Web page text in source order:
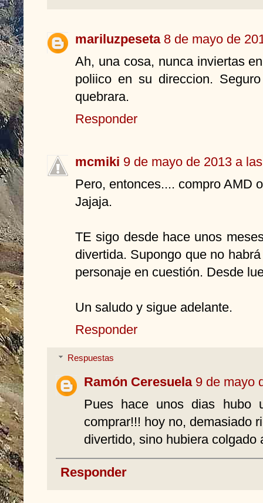
mariluzpeseta 8 de mayo de
Ah, una cosa, nunca inviertas
poliico en su direccion.
quebrara.
Responder
mcmiki 9 de mayo de 2013 a
Pero, entonces.... compro AMD
Jajaja.
TE sigo desde hace unos
divertida. Supongo que no
personaje en cuestión. Desde
Un saludo y sigue adelante.
Responder
Respuestas
Ramón Ceresuela 9 de mayo
Pues hace unos dias hubo
comprar!!! hoy no, demasiado
divertido, sino hubiera colgado
Responder